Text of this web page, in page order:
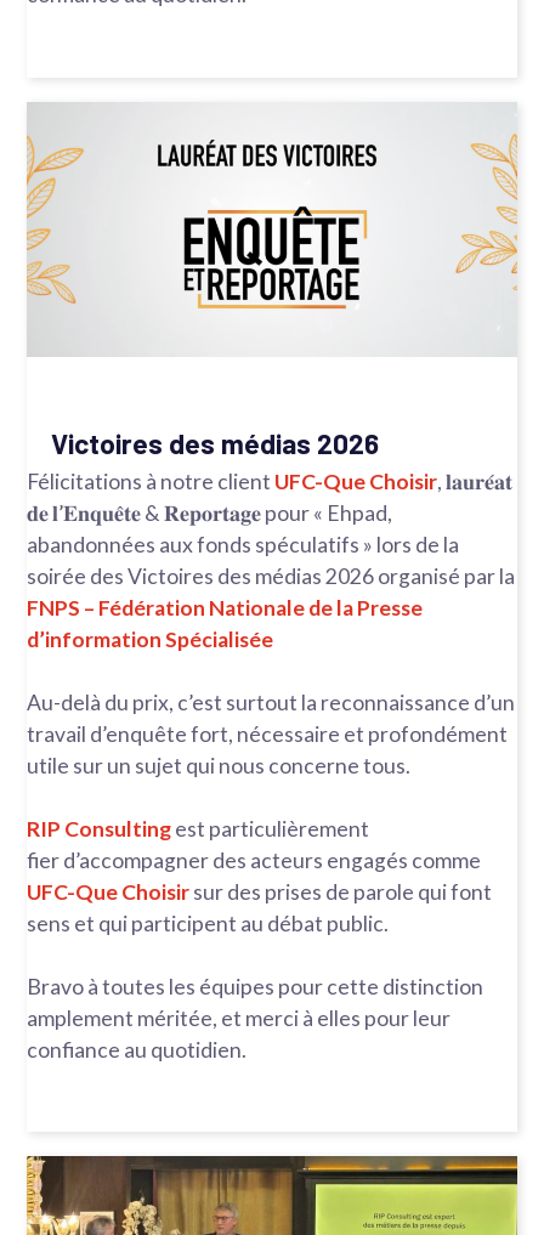
Victoires des médias 2026
Félicitations à notre client UFC-Que Choisir, 𝐥𝐚𝐮𝐫𝐞́𝐚𝐭
𝐝𝐞 𝐥’𝐄𝐧𝐪𝐮𝐞̂𝐭𝐞 & 𝐑𝐞𝐩𝐨𝐫𝐭𝐚𝐠𝐞 pour « Ehpad,
abandonnées aux fonds spéculatifs » lors de la
soirée des Victoires des médias 2026 organisé par la
FNPS – Fédération Nationale de la Presse
d’information Spécialisée
Au-delà du prix, c’est surtout la reconnaissance d’un
travail d’enquête fort, nécessaire et profondément
utile sur un sujet qui nous concerne tous.
RIP Consultingest particulièrement
fier d’accompagner des acteurs engagés comme
UFC-Que Choisirsur des prises de parole qui font
sens et qui participent au débat public.
Bravo à toutes les équipes pour cette distinction
amplement méritée, et merci à elles pour leur
confiance au quotidien.